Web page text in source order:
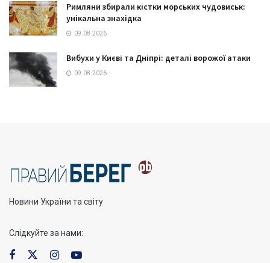
Римляни збирали кістки морських чудовиськ:
унікальна знахідка
09.08.2026
Вибухи у Києві та Дніпрі: деталі ворожої атаки
09.08.2026
Новини України та світу
Слідкуйте за нами: